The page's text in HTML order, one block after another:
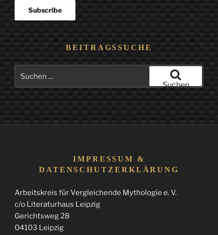
BEITRAGSSUCHE
Suchen
IMPRESSUM &
DATENSCHUTZERKLÄRUNG
Arbeitskreis für Vergleichende Mythologie e. V.
c/o Literaturhaus Leipzig
Gerichtsweg 28
04103 Leipzig